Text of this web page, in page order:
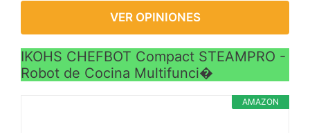
VER OPINIONES
IKOHS CHEFBOT Compact STEAMPRO -
Robot de Cocina Multifunci�
AMAZON